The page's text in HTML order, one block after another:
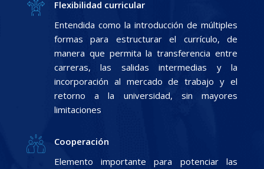
Flexibilidad curricular
Entendida como la introducción de múltiples
formas para estructurar el currículo, de
manera que permita la transferencia entre
carreras, las salidas intermedias y la
incorporación al mercado de trabajo y el
retorno a la universidad, sin mayores
limitaciones
Cooperación
Elemento importante para potenciar las